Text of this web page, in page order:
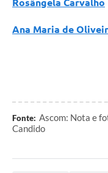
Rosângela Carvalho
Ana Maria de
Fonte: Ascom: Nota e
Candido